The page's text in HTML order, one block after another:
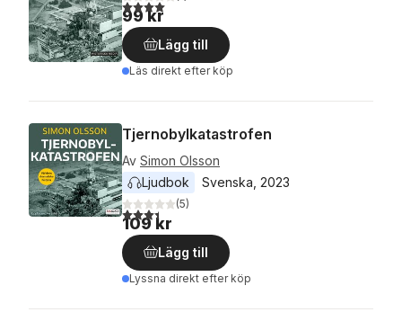
4,0utav 5 stjärnor. Totalt antal röster:
99 kr
Lägg till
Läs direkt efter köp
Tjernobylkatastrofen
Av Simon Olsson
Ljudbok
Svenska 2023
3,4utav 5 stjärnor. Totalt antal röster:
(5)
109 kr
Lägg till
Lyssna direkt efter köp